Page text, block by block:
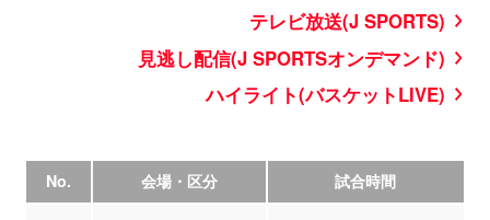
テレビ放送(J SPORTS)
見逃し配信(J SPORTSオンデマンド)
ハイライト(バスケットLIVE)
No. 会場・区分 試合時間